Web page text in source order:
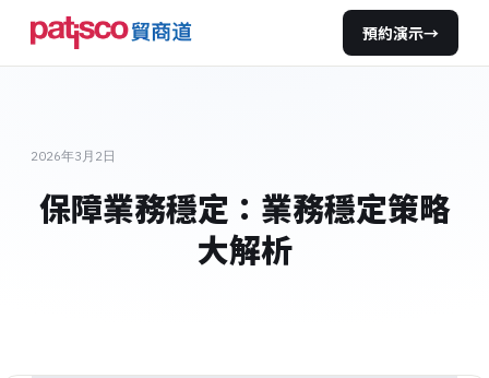
預約演示→
2026年3月2日
保障業務穩定：業務穩定策略
大解析